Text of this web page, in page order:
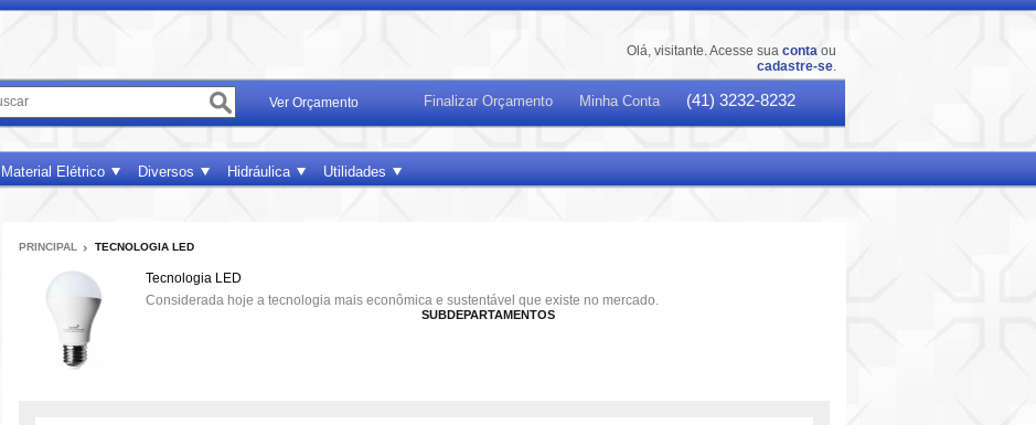
Olá, visitante. Acesse sua conta ou
cadastre-se.
Ver Orçamento Finalizar Orçamento Minha Conta (41) 3232-8232
Material Elétrico Diversos Hidráulica Utilidades
PRINCIPAL TECNOLOGIA LED
Tecnologia LED
Considerada hoje a tecnologia mais econômica e sustentável que existe no mercado.
SUBDEPARTAMENTOS